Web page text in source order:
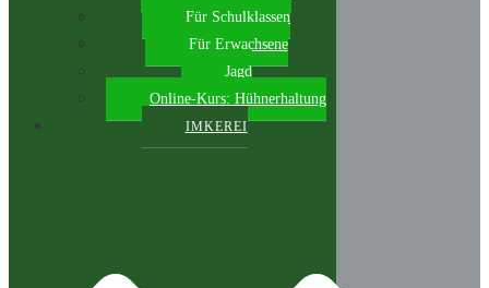
Für Schulklassen
Für Erwachsene
Jagd
Online-Kurs: Hühnerhaltung
IMKEREI